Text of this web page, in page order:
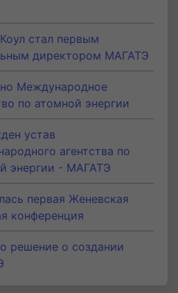
стал первым
директором МАГАТЭ
Международное
по атомной энергии
устав
агентства по
энергии - МАГАТЭ
первая Женевская
конференция
решение о создании